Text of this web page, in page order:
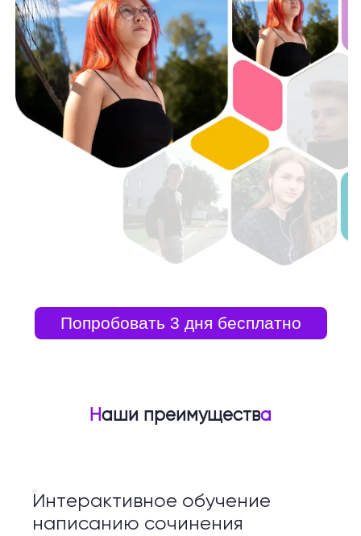
Попробовать 3 дня бесплатно
Наши преимущества
Интерактивное обучение
написанию сочинения